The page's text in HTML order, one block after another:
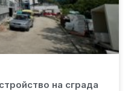
на сграда